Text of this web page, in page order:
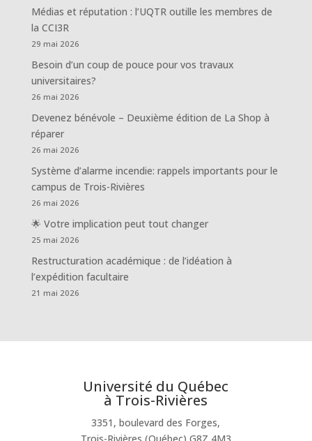
Médias et réputation : l’UQTR outille les membres de
la CCI3R
29 mai 2026
Besoin d’un coup de pouce pour vos travaux
universitaires?
26 mai 2026
Devenez bénévole – Deuxième édition de La Shop à
réparer
26 mai 2026
Système d’alarme incendie: rappels importants pour le
campus de Trois-Rivières
26 mai 2026
🌟 Votre implication peut tout changer
25 mai 2026
Restructuration académique : de l’idéation à
l’expédition facultaire
21 mai 2026
Université du Québec
à Trois-Rivières
3351, boulevard des Forges,
Trois-Rivières (Québec) G8Z 4M3